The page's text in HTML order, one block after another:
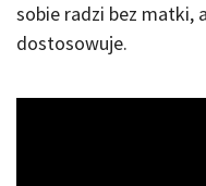
sobie radzi bez matki,
dostosowuje.